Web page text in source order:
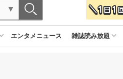
エンタメニュース 雑誌読み放題